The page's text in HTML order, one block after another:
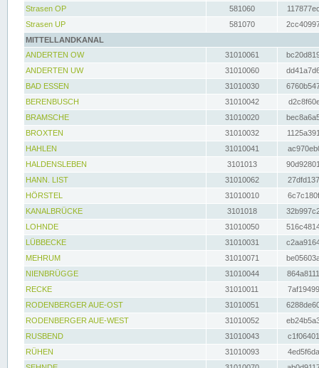
Strasen OP
581060
Strasen UP
581070
MITTELLANDKANAL
ANDERTEN OW
31010061
ANDERTEN UW
31010060
BAD ESSEN
31010030
BERENBUSCH
31010042
BRAMSCHE
31010020
BROXTEN
31010032
HAHLEN
31010041
HALDENSLEBEN
3101013
HANN. LIST
31010062
HÖRSTEL
31010010
KANALBRÜCKE
3101018
LOHNDE
31010050
LÜBBECKE
31010031
MEHRUM
31010071
NIENBRÜGGE
31010044
RECKE
31010011
RODENBERGER AUE-OST
31010051
RODENBERGER AUE-WEST
31010052
RUSBEND
31010043
RÜHEN
31010093